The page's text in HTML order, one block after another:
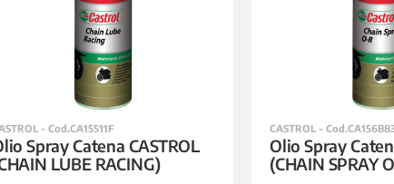
- Cod.CA15511F
Spray Catena CASTROL
LUBE RACING)
CASTROL -
Olio Spray
(CHAIN SPRAY